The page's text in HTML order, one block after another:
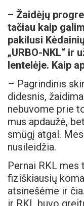
– Žaidėjų
tačiau kaip
pakilusi
„URBO-NKL“ ir
lentelėje. Kaip
– Pagrindinis
didesnis,
nebuvome prie
mus apdaužė,
smūgį atgal.
nusileidžia.
Pernai RKL
fiziškiausių
atsinešėme ir